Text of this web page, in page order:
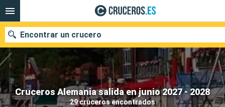
Cruceros Alemania salida en junio 2027 - 2028
29 cruceros encontrados
Encontrar un crucero
Nuestros destinos